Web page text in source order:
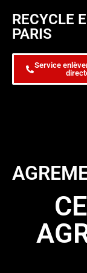
RECYCLE
PARIS
Service